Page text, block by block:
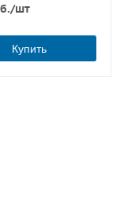
/шт
Купить